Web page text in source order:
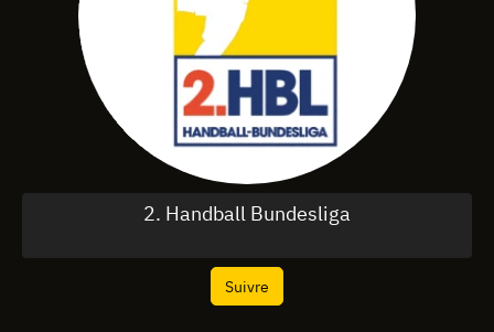
2. Handball Bundesliga
Suivre